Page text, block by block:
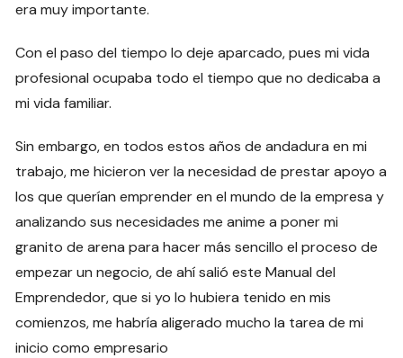
era muy importante.
Con el paso del tiempo lo deje aparcado, pues mi vida
profesional ocupaba todo el tiempo que no dedicaba a
mi vida familiar.
Sin embargo, en todos estos años de andadura en mi
trabajo, me hicieron ver la necesidad de prestar apoyo a
los que querían emprender en el mundo de la empresa y
analizando sus necesidades me anime a poner mi
granito de arena para hacer más sencillo el proceso de
empezar un negocio, de ahí salió este Manual del
Emprendedor, que si yo lo hubiera tenido en mis
comienzos, me habría aligerado mucho la tarea de mi
inicio como empresario